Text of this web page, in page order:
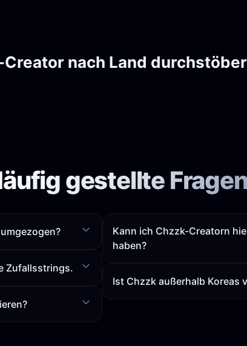
nach Land
gestellte
Zufallsstrings.
Kann ich Chzzk-Creatorn
haben?
Ist Chzzk außerhalb Koreas